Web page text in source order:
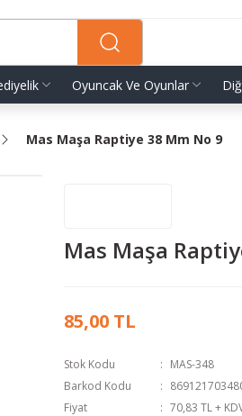
Oyuncak Ve Oyunlar
Mas Maşa Raptiye 38 Mm No 9
Mas Maşa
85,00 TL
Stok Kodu
MAS-348
Barkod Kodu
Fiyat
70,83 TL +